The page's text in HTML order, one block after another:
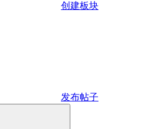
创建板块
发布帖子